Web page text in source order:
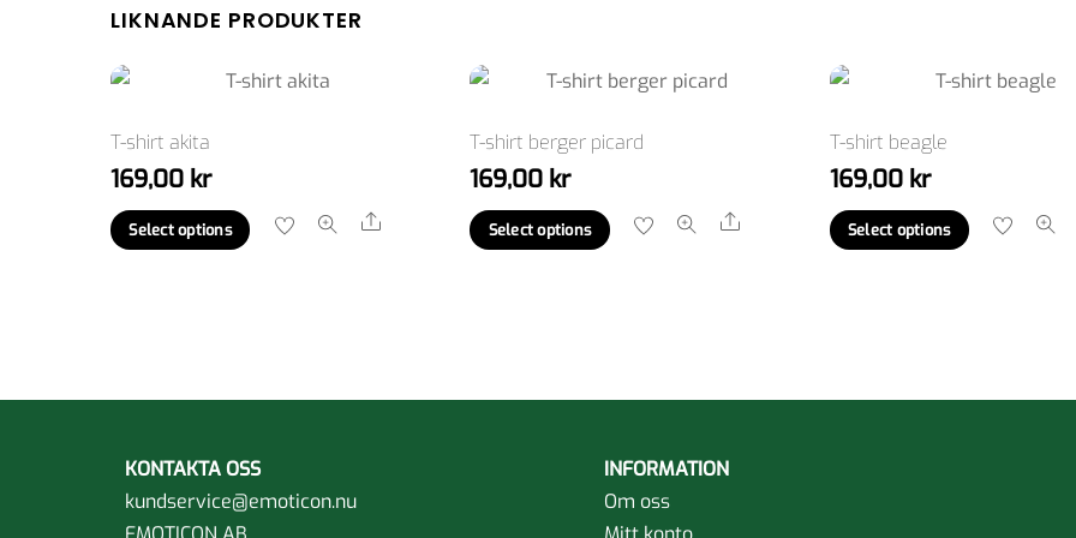
LIKNANDE PRODUKTER
T-shirt akita
169,00 kr
Select options
Den
kan
Share
T-shirt berger picard
169,00 kr
Select options
Den
alternativen
kan
Share
T-shirt beagle
169,00 kr
Select options
Den
KONTAKTA OSS
kundservice@emoticon.nu
INFORMATION
Om oss